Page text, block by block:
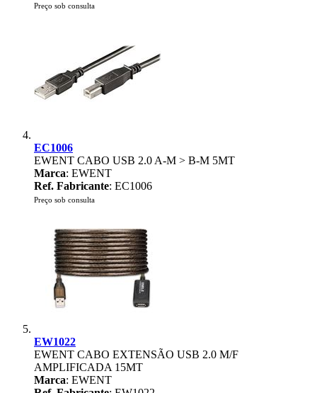
Preço sob consulta
EC1006
EWENT CABO USB 2.0 A-M > B-M 5MT
Marca: EWENT
Ref. Fabricante: EC1006
Preço sob consulta
EW1022
EWENT CABO EXTENSÃO USB 2.0 M/F
AMPLIFICADA 15MT
Marca: EWENT